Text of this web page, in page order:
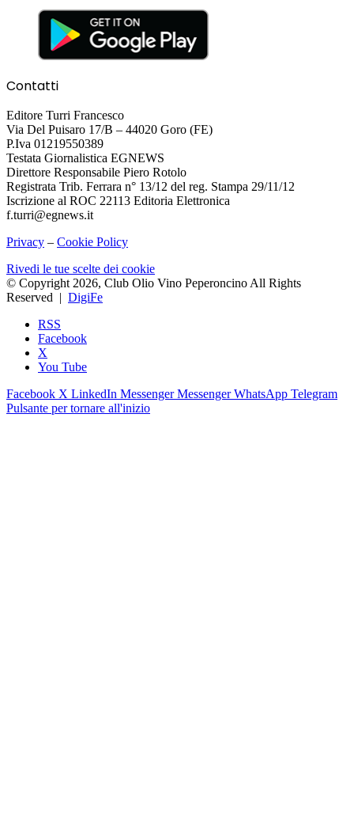
Contatti
Editore Turri Francesco
Via Del Puisaro 17/B – 44020 Goro (FE)
P.Iva 01219550389
Testata Giornalistica EGNEWS
Direttore Responsabile Piero Rotolo
Registrata Trib. Ferrara n° 13/12 del reg. Stampa 29/11/12
Iscrizione al ROC 22113 Editoria Elettronica
f.turri@egnews.it
Privacy – Cookie Policy
Rivedi le tue scelte dei cookie
© Copyright 2026, Club Olio Vino Peperoncino All Rights
Reserved | DigiFe
RSS
Facebook
X
You Tube
Facebook X LinkedIn Messenger Messenger WhatsApp Telegram
Pulsante per tornare all'inizio